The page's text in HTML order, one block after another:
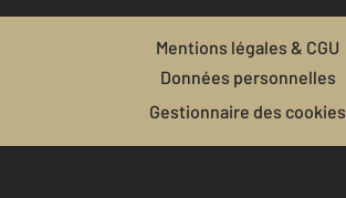
Mentions légales & CGU
Données personnelles
Gestionnaire des cookies